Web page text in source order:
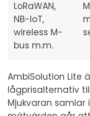
LoRaWAN,
NB-IoT,
wireless M-
bus m.m.
AmbiSolution Lite
lågprisalternativ
Mjukvaran samlar